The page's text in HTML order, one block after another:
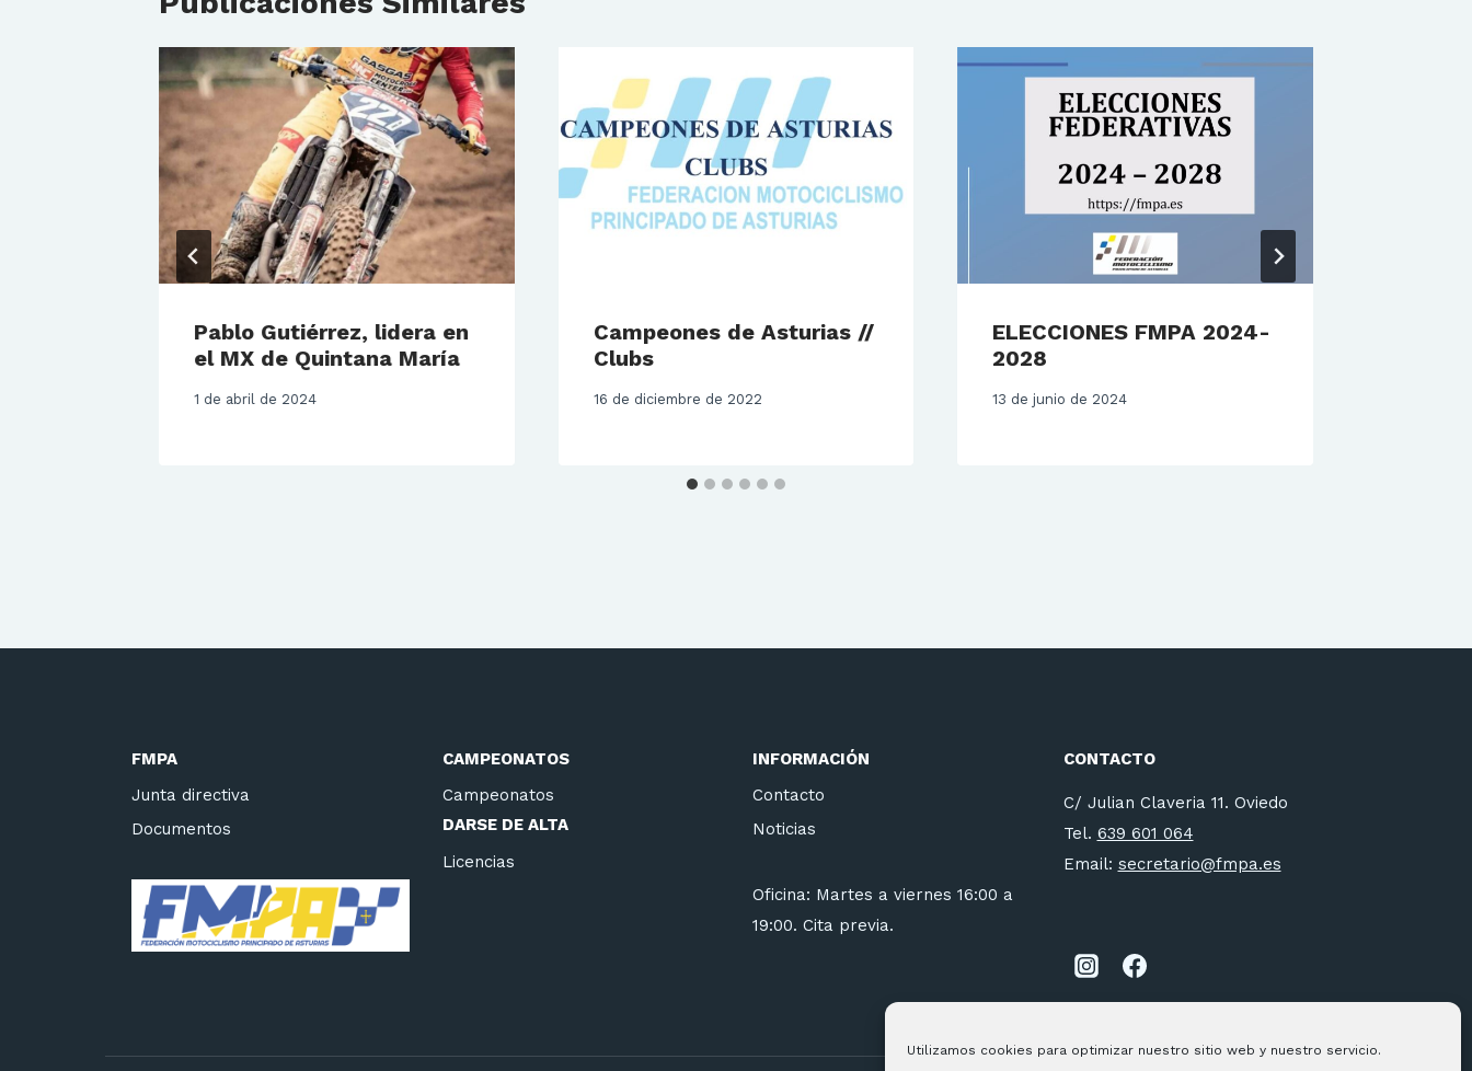
Utilizamos cookies para optimizar nuestro sitio web y nuestro servicio.
Pablo Gutiérrez, lidera en
el MX de Quintana María
1 de abril de 2024
Campeones de Asturias //
Clubs
16 de diciembre de 2022
ELECCIONES FMPA 2024-
2028
13 de junio de 2024
FMPA
Junta directiva
Documentos
CAMPEONATOS
Campeonatos
DARSE DE ALTA
Licencias
INFORMACIÓN
Contacto
Noticias
Oficina: Martes a viernes 16:00 a
19:00. Cita previa.
CONTACTO
C/ Julian Claveria 11. Oviedo
Tel. 639 601 064
Email: secretario@fmpa.es